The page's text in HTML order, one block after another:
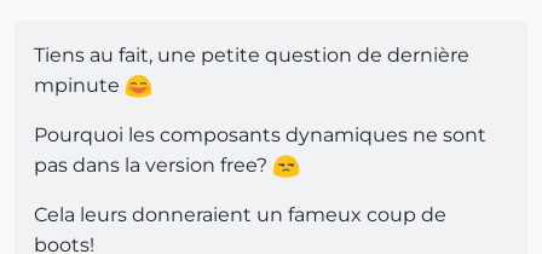
Tiens au fait, une petite question de dernière
mpinute
Pourquoi les composants dynamiques ne sont
pas dans la version free?
Cela leurs donneraient un fameux coup de
boots!